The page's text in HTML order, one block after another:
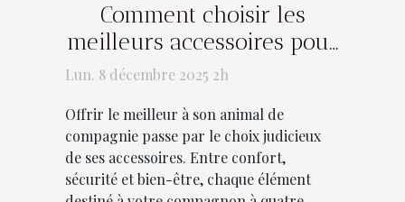
Comment choisir les
meilleurs accessoires pour
votre compagnon à quatre
Lun. 8 décembre 2025 2h
Offrir le meilleur à son animal de
compagnie passe par le choix judicieux
de ses accessoires. Entre confort,
sécurité et bien-être, chaque élément